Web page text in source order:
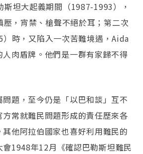
斯坦大起義期間（1987-1993），
，宵禁、槍聲不絕於耳；第二次
時，又陷入一次苦難境遇，Aida
肉盾牌。他們是一群有家歸不得
題，至今仍是「以巴和談」互不
常就難民問題形成的責任歷來各
他阿拉伯國家也喜好利用難民的
1948年12月《確認巴勒斯坦難民